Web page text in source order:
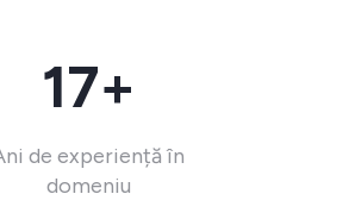
17+
de experiență în
domeniu